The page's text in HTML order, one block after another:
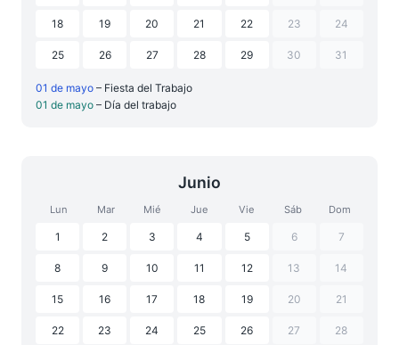
18 19 20 21 22 23 24
25 26 27 28 29 30 31
01 de mayo – Fiesta del Trabajo
01 de mayo – Día del trabajo
Junio
Lun Mar Mié Jue Vie Sáb Dom
1 2 3 4 5 6 7
8 9 10 11 12 13 14
15 16 17 18 19 20 21
22 23 24 25 26 27 28